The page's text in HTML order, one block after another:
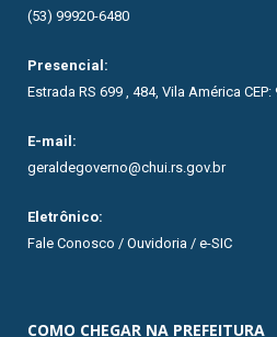
(53) 99920-6480
Presencial:
Estrada RS 699 , 484, Vila América CEP:
E-mail:
geraldegoverno@chui.rs.gov.br
Eletrônico:
Fale Conosco / Ouvidoria / e-SIC
COMO CHEGAR NA PREFEITURA